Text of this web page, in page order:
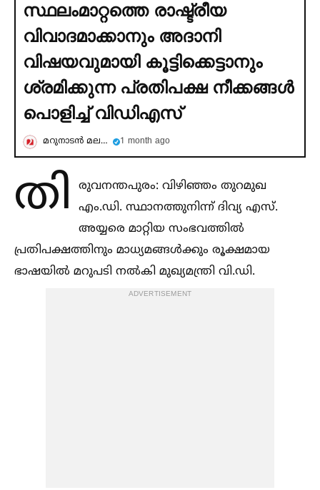
സ്ഥലംമാറ്റത്തെ രാഷ്ട്രീയ
വിവാദമാക്കാനും അദാനി
വിഷയവുമായി കൂട്ടിക്കെട്ടാനും
ശ്രമിക്കുന്ന പ്രതിപക്ഷ നീക്കങ്ങള്‍
പൊളിച്ച്‌ വിഡിഎസ്
മറുനാടന്‍ മലയാളി 1 month ago
തി
രുവനന്തപുരം: വിഴിഞ്ഞം തുറമുഖ
എം.ഡി. സ്ഥാനത്തുനിന്ന് ദിവ്യ എസ്.
അയ്യരെ മാറ്റിയ സംഭവത്തില്‍
പ്രതിപക്ഷത്തിനും മാധ്യമങ്ങള്‍ക്കും രൂക്ഷമായ
ഭാഷയില്‍ മറുപടി നല്‍കി മുഖ്യമന്ത്രി വി.ഡി.
ADVERTISEMENT